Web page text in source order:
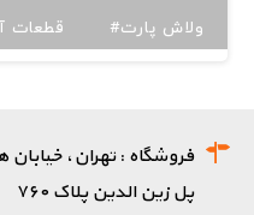
#ولاش پارت
#قطعات
فروشگاه : تهران، خیابان
پل زین الدین پلاک ۷۶۰